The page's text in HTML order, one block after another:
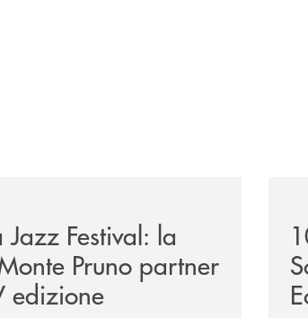
Festival: la
Pruno partner
edizione